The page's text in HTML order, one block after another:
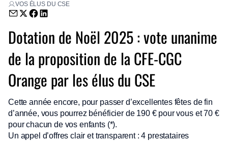
VOS ÉLUS DU CSE
Envoyer par email (nouvelle fenêtre)
Partager sur Twitter (nouvelle fenêtre)
Partager sur Facebook (nouvelle fenêtre)
Partager sur LinkedIn (nouvelle fenêtre)
Dotation de Noël 2025 : vote unanime
de la proposition de la CFE-CGC
Orange par les élus du CSE
Cette année encore, pour passer d’excellentes fêtes de fin
d’année, vous pourrez bénéficier de 190 € pour vous et 70 €
pour chacun de vos enfants (*).
Un appel d’offres clair et transparent : 4 prestataires